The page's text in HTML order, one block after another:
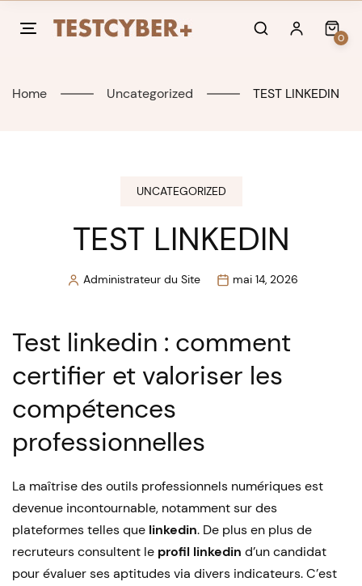
0
Home Uncategorized TEST LINKEDIN
UNCATEGORIZED
TEST LINKEDIN
PostedAdministrateur du Site mai 14, 2026
Test linkedin : comment
certifier et valoriser les
compétences
professionnelles
La maîtrise des outils professionnels numériques est
devenue incontournable, notamment sur des
plateformes telles que linkedin. De plus en plus de
recruteurs consultent le profil linkedin d’un candidat
pour évaluer ses aptitudes via divers indicateurs. C’est